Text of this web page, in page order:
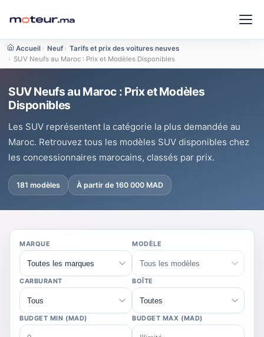
Accueil › Neuf › Tarifs et prix des voitures neuves
› SUV Neufs au Maroc : Prix et Modèles Disponibles
SUV Neufs au Maroc : Prix et Modèles
Disponibles
Les SUV représentent la catégorie la plus demandée au
Maroc. Retrouvez tous les modèles SUV disponibles chez
les concessionnaires marocains, classés par prix.
181 modèles À partir de 160 000 MAD
MARQUE MODÈLE
CARBURANT BOÎTE
BUDGET MIN (MAD) BUDGET MAX (MAD)